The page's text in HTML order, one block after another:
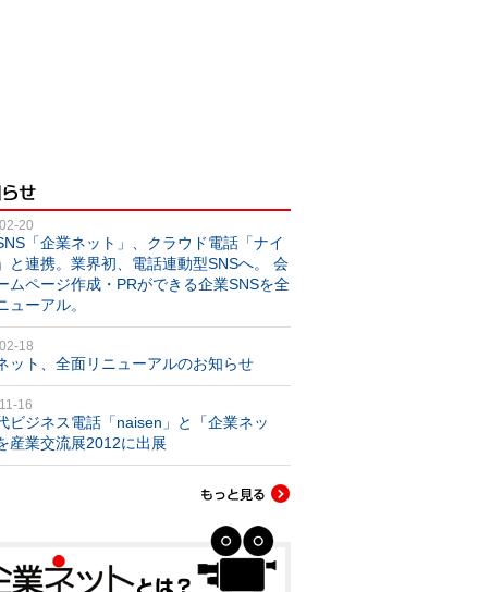
20
「企業ネット」、クラウド電話「ナイ
と連携。業界初、電話連動型SNSへ。 会
ムページ作成・PRができる企業SNSを全
ューアル。
18
ット、全面リニューアルのお知らせ
16
ビジネス電話「naisen」と「企業ネッ
産業交流展2012に出展